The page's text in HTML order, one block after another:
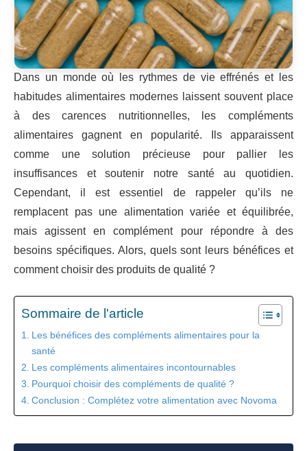
Dans un monde où les rythmes de vie effrénés et les
habitudes alimentaires modernes laissent souvent place
à des carences nutritionnelles, les compléments
alimentaires gagnent en popularité. Ils apparaissent
comme une solution précieuse pour pallier les
insuffisances et soutenir notre santé au quotidien.
Cependant, il est essentiel de rappeler qu’ils ne
remplacent pas une alimentation variée et équilibrée,
mais agissent en complément pour répondre à des
besoins spécifiques. Alors, quels sont leurs bénéfices et
comment choisir des produits de qualité ?
Sommaire de l'article
Les bénéfices des compléments alimentaires pour la
santé
Les compléments alimentaires incontournables
Pourquoi choisir des compléments de qualité ?
Conclusion : Complétez votre alimentation avec Novoma